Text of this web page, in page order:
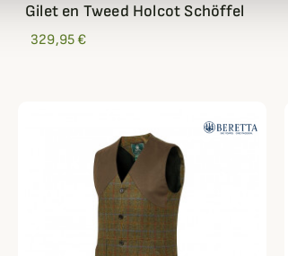
Gilet en Tweed Holcot Schöffel
329,95 €